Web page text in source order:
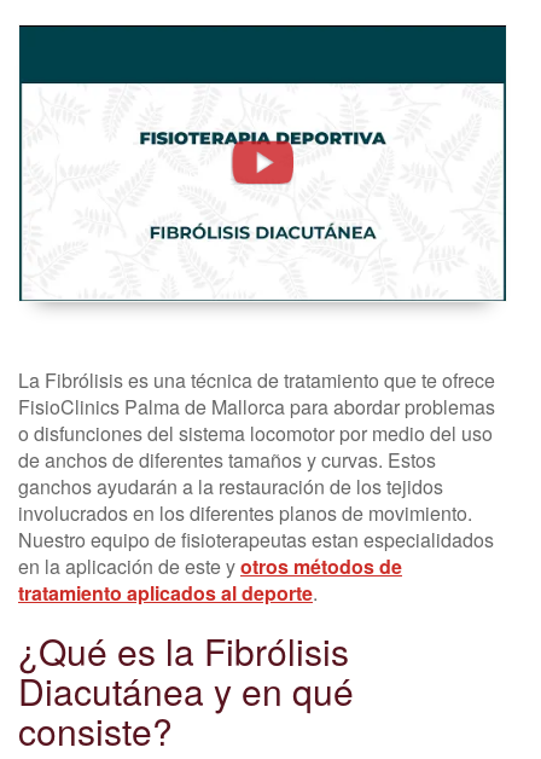
FIBROLISIS
DIACUTANEA
FISIOTERAPIA
La Fibrólisis es una técnica de tratamiento que te ofrece
FisioClinics Palma de Mallorca para abordar problemas
o disfunciones del sistema locomotor por medio del uso
de anchos de diferentes tamaños y curvas. Estos
ganchos ayudarán a la restauración de los tejidos
involucrados en los diferentes planos de movimiento.
Nuestro equipo de fisioterapeutas estan especialidados
en la aplicación de este yotros métodos de
tratamiento aplicados al deporte.
¿Qué es la Fibrólisis
Diacutánea y en qué
consiste?